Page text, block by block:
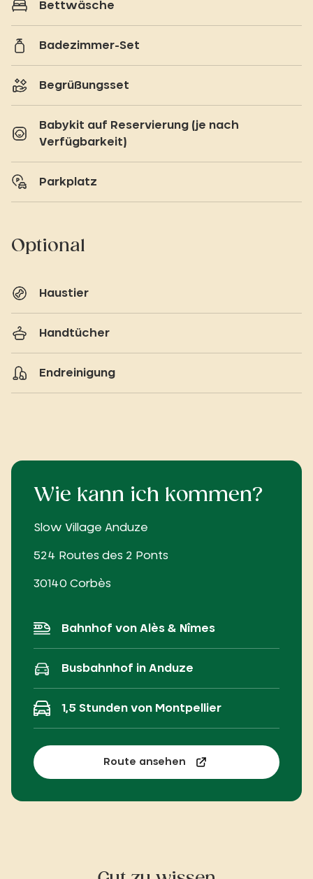
Bettwäsche
Badezimmer-Set
Begrüßungsset
Babykit auf Reservierung (je nach
Verfügbarkeit)
Parkplatz
Optional
Haustier
Handtücher
Endreinigung
Wie kann ich kommen?
Slow Village Anduze
524 Routes des 2 Ponts
30140 Corbès
Bahnhof von Alès & Nîmes
Busbahnhof in Anduze
1,5 Stunden von Montpellier
Route ansehen